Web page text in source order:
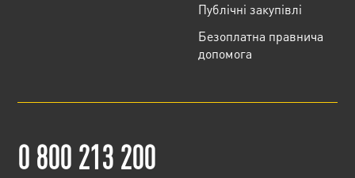
Публічні закупівлі
Безоплатна правнича
допомога
0 800 213 200